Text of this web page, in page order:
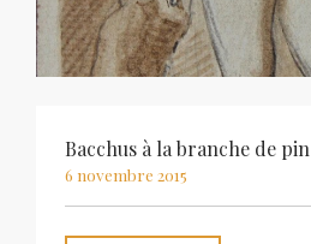
Bacchus à la branche de pin
6 novembre 2015